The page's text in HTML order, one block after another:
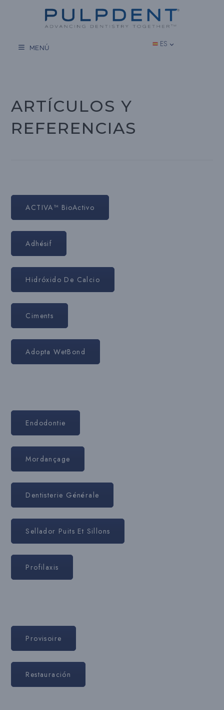
MENÚ ES
ARTÍCULOS Y
REFERENCIAS
ACTIVA™ BioActivo
Adhésif
Hidróxido De Calcio
Ciments
Adopta WetBond
Endodontie
Mordançage
Dentisterie Générale
Sellador Puits Et Sillons
Profilaxis
Provisoire
Restauración